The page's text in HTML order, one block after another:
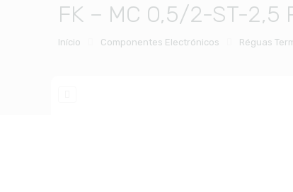
FK – MC 0,5/2-ST-2,5
Início Componentes Electrónicos Réguas